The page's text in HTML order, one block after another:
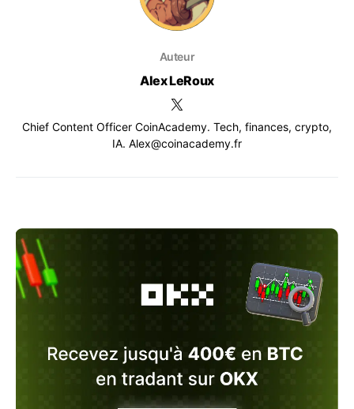
Auteur
Alex LeRoux
Chief Content Officer CoinAcademy. Tech, finances, crypto,
IA. Alex@coinacademy.fr